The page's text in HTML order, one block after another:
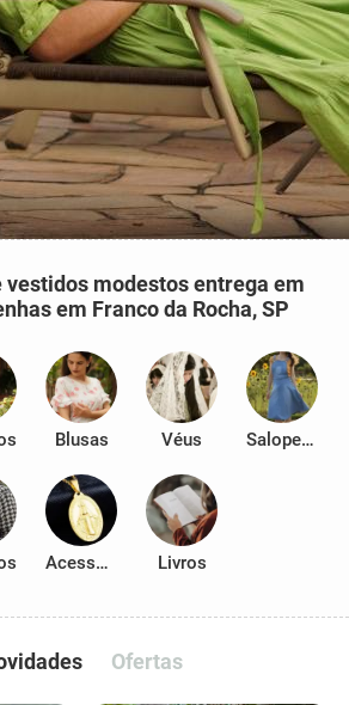
vestidos modestos entrega em
em Franco da Rocha, SP
Blusas Véus Salopetes
Acessórios Livros
Ofertas